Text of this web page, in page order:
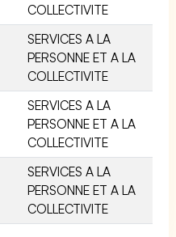
COLLECTIVITE
SERVICES A LA
PERSONNE ET A LA
COLLECTIVITE
SERVICES A LA
PERSONNE ET A LA
COLLECTIVITE
SERVICES A LA
PERSONNE ET A LA
COLLECTIVITE